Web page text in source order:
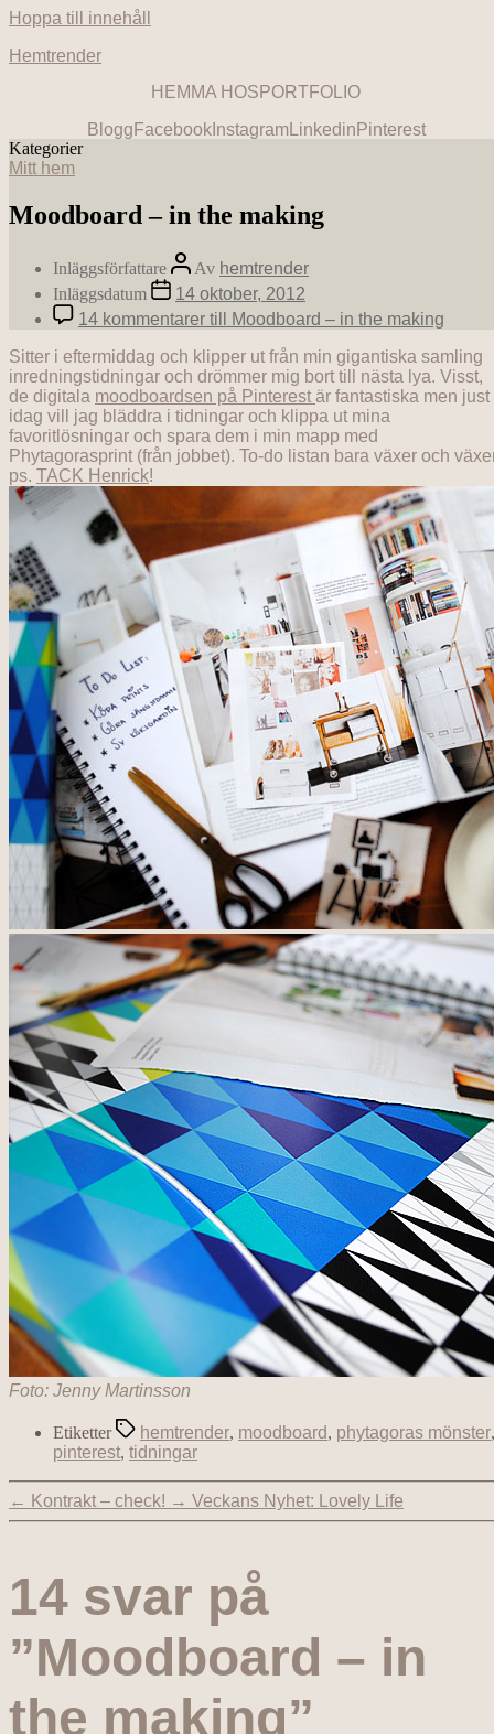
Hoppa till innehåll
Hemtrender
HEMMA HOS PORTFOLIO
Blogg FacebookInstagramLinkedin Pinterest
Kategorier
Mitt hem
Moodboard – in the making
Inläggsförfattare Av hemtrender
Inläggsdatum
14 oktober, 2012
14 kommentarer till Moodboard – in the making
Sitter i eftermiddag och klipper ut från min gigantiska samling
inredningstidningar och drömmer mig bort till nästa lya. Visst,
de digitala moodboardsen på Pinterest är fantastiska men just
idag vill jag bläddra i tidningar och klippa ut mina
favoritlösningar och spara dem i min mapp med
Phytagorasprint (från jobbet). To-do listan bara växer och
ps. TACK Henrick!
Foto: Jenny Martinsson
Etiketter hemtrender, moodboard, phytagoras mönster,
pinterest, tidningar
← Kontrakt – check! → Veckans Nyhet: Lovely Life
14 svar på
”Moodboard – in
the making”